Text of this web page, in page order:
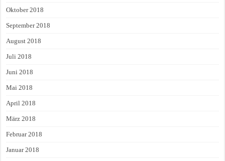
Oktober 2018
September 2018
August 2018
Juli 2018
Juni 2018
Mai 2018
April 2018
März 2018
Februar 2018
Januar 2018